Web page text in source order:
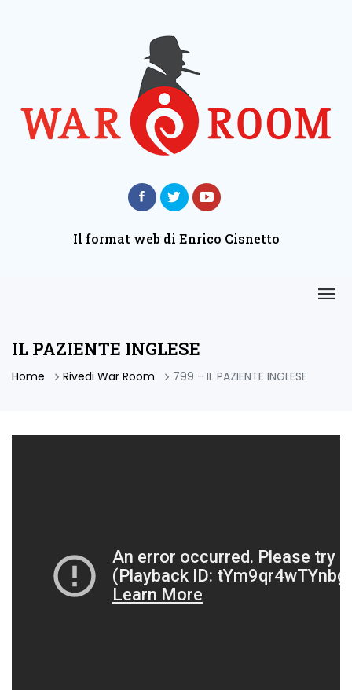
Il format web di Enrico Cisnetto
IL PAZIENTE INGLESE
Home Rivedi War Room 799 - IL PAZIENTE INGLESE